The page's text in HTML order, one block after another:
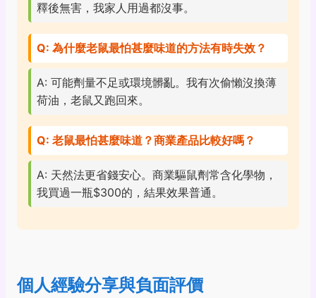
釋後無害，我家人用過都沒事。
Q: 為什麼老鼠最怕甚麼味道的方法有時失效？
A: 可能劑量不足或環境髒亂。我有次偷懶沒換薄
荷油，老鼠又跑回來。
Q: 老鼠最怕甚麼味道？商業產品比較好嗎？
A: 天然法更省錢安心。商業驅鼠劑常含化學物，
我買過一瓶$300的，結果效果普通。
個人經驗分享與負面評價